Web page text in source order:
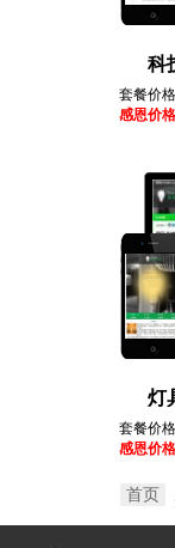
科
套餐价格
感恩价
灯
套餐价格
感恩价
首页